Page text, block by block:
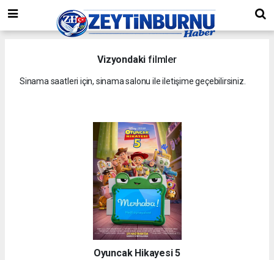
Vizyondaki filmler
Sinama saatleri için, sinama salonu ile iletişime geçebilirsiniz.
Oyuncak Hikayesi 5